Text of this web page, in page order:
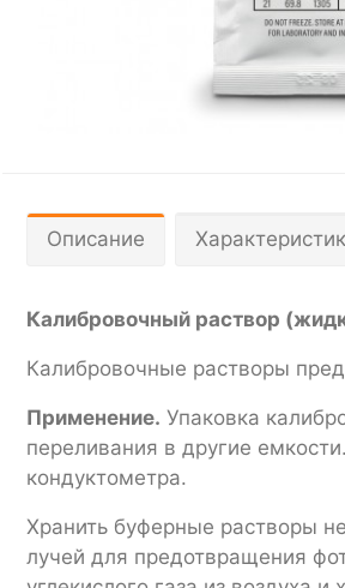
Описание
Калибровочный раствор
Калибровочные растворы
Применение. Упаковка
переливания в другие
кондуктометра.
Хранить буферные растворы
лучей для предотвращения